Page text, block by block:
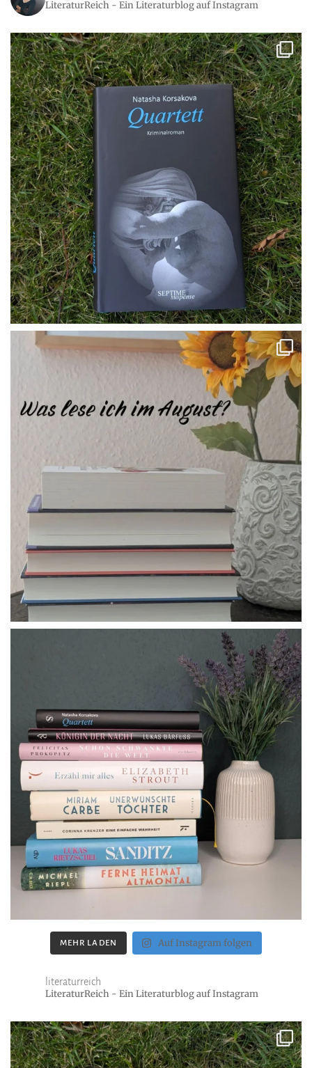
LiteraturReich - Ein Literaturblog auf Instagram
MEHR LADEN Auf Instagram folgen
literaturreich
LiteraturReich - Ein Literaturblog auf Instagram